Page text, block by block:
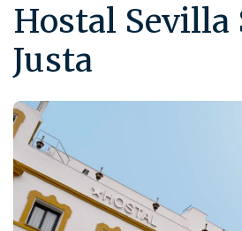
Hostal Sevilla
Justa